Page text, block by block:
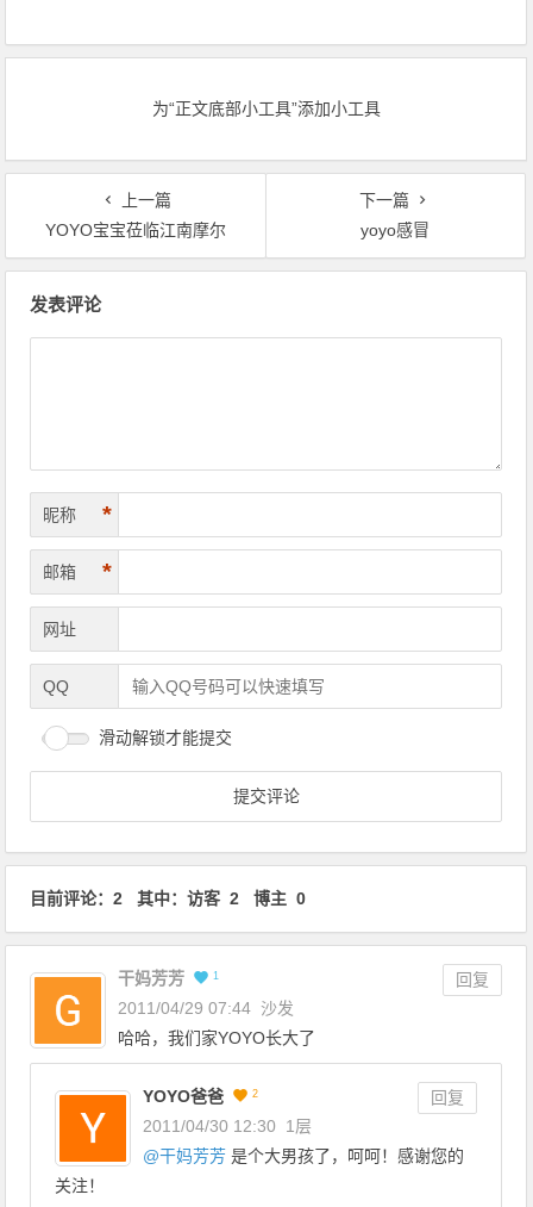
为“正文底部小工具”添加小工具
上一篇
YOYO宝宝莅临江南摩尔
下一篇
yoyo感冒
发表评论
昵称 *
邮箱 *
网址
QQ
滑动解锁才能提交
目前评论：2 其中：访客 2 博主 0
干妈芳芳 1
回复
2011/04/29 07:44 沙发
哈哈，我们家YOYO长大了
YOYO爸爸 2
回复
2011/04/30 12:30
1层
@干妈芳芳 是个大男孩了，呵呵！感谢您的
关注！